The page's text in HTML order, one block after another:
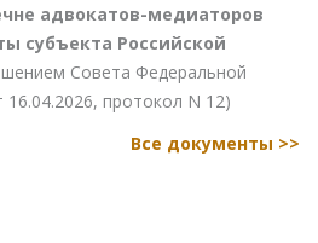
адвокатов-медиаторов
субъекта Российской
Совета Федеральной
протокол N 12)
Все документы >>